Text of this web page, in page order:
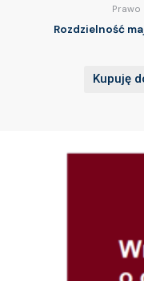
Rozdzielność
Kupuję